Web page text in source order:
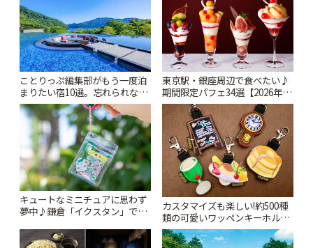
ことりっぷ編集部がもう一度泊
まりたい宿10選。忘れられない
絶景や温泉、名建築まで | こと
りっぷ
東京駅・銀座周辺で食べたい♪
期間限定パフェ34選【2026年8
月~10月】 | ことりっぷ
キュートなミニチュアに思わず
夢中♪鎌倉「イクスタン」で出
カスタマイズも楽しい!約500種
類の可愛いワッペンキーホルダ
ーがずらり。小平市
「Kimamaya T&K」 | ことりっ